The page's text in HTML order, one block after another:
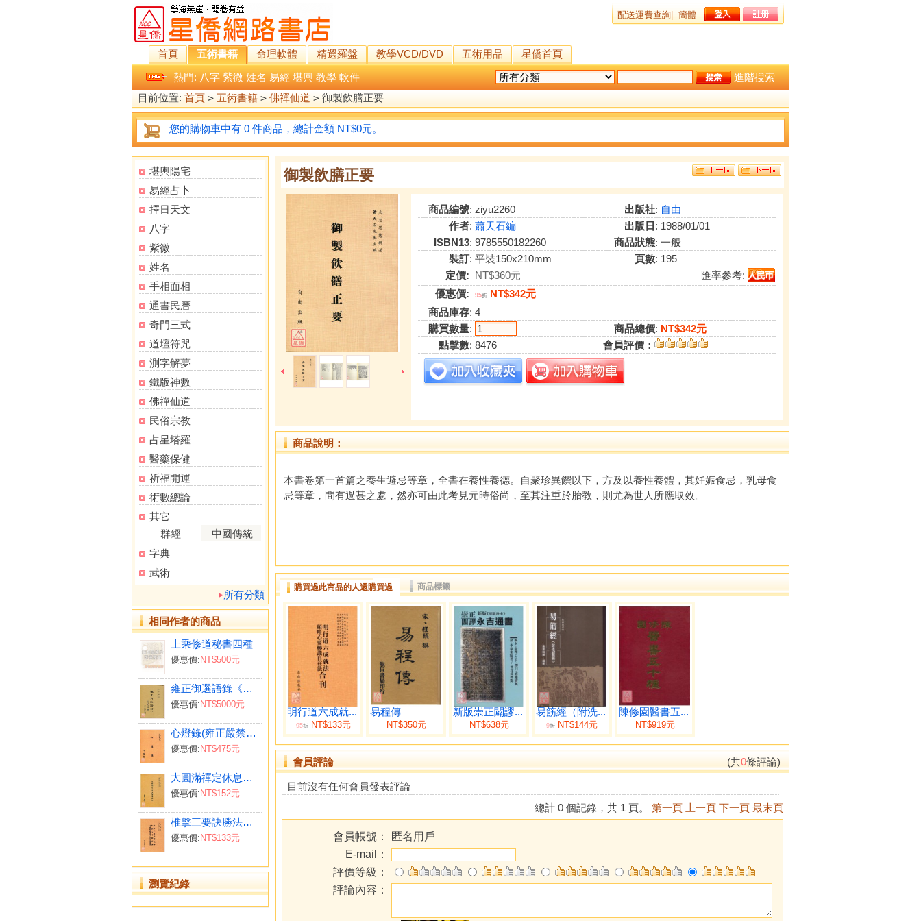
配送運費查詢 簡體
首頁 五術書籍 命理軟體 精選羅盤 教學VCD/DVD 五術用品
星僑首頁
熱門: 八字 紫微 姓名 易經 堪輿 教學 軟件
進階搜索
目前位置: 首頁 > 五術書籍 > 佛禪仙道 > 御製飲膳正要
您的購物車中有 0 件商品，總計金額 NT$0元。
堪輿陽宅
易經占卜
擇日天文
八字
紫微
姓名
手相面相
通書民曆
奇門三式
道壇符咒
測字解夢
鐵版神數
佛禪仙道
民俗宗教
占星塔羅
醫藥保健
祈福開運
術數總論
其它
群經
中國傳統
字典
武術
所有分類
相同作者的商品
上乘修道秘書四種
優惠價: NT$500元
雍正御選語錄《全四冊》
優惠價: NT$5000元
心燈錄(雍正嚴禁流通秘典)
優惠價: NT$475元
大圓滿禪定休息清靜車解
優惠價: NT$152元
椎擊三要訣勝法解‧恆河大手印直講合刊
優惠價: NT$133元
瀏覽紀錄
御製飲膳正要
商品編號: ziyu2260 出版社: 自由
作者: 蕭天石編 出版日 : 1988/01/01
ISBN13: 9785550182260 商品狀態: 一般
裝訂: 平裝150x210mm 頁數: 195
定價: NT$360元
匯率參考:
優惠價:
95折 NT$342元
商品庫存: 4
購買數量: 商品總價: NT$342元
點擊數: 8476 會員評價：
商品說明：
本書卷第一首篇之養生避忌等章，全書在養性養德。自聚珍異饌以下，方及以養性養體，其妊娠食忌，乳母食
忌等章，間有過甚之處，然亦可由此考見元時俗尚，至其注重於胎教，則尤為世人所應取效。
購買過此商品的人還購買過 商品標籤
明行道六成就...
95折NT$133元
易程傳
NT$350元
新版崇正闢謬...
NT$638元
易筋經（附洗...
9折 NT$144元
陳修園醫書五...
NT$919元
會員評論 (共0條評論)
目前沒有任何會員發表評論
總計 0 個記錄，共 1 頁。 第一頁 上一頁 下一頁 最末頁
會員帳號：
匿名用戶
E-mail：
評價等級：
評論內容：